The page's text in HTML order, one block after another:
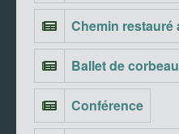
Chemin restauré
Ballet de
Conférence